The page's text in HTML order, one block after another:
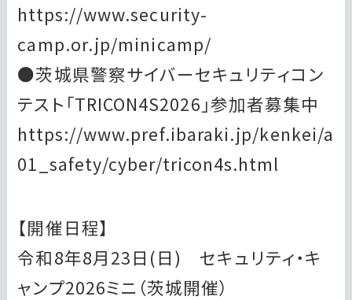
https://www.security-
camp.or.jp/minicamp/
●茨城県警察サイバーセキュリティコン
テスト「TRICON4S2026」参加者募集中
https://www.pref.ibaraki.jp/kenkei/a
01_safety/cyber/tricon4s.html
【開催日程】
令和8年8月23日(日) セキュリティ・キ
ャンプ2026ミニ（茨城開催）